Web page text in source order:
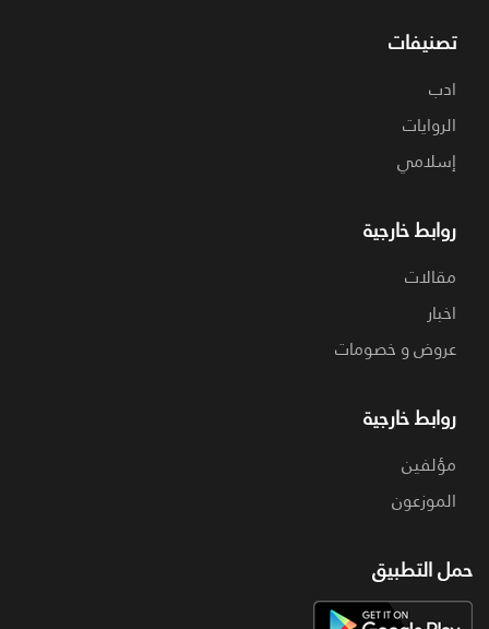
تصنيفات
ادب
الروايات
إسلامي
روابط خارجية
مقالات
اخبار
عروض و خصومات
روابط خارجية
مؤلفين
الموزعون
حمل التطبيق